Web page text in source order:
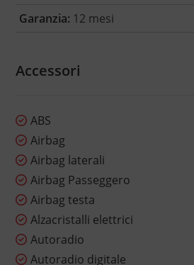
Garanzia: 12 mesi
Accessori
ABS
Airbag
Airbag laterali
Airbag Passeggero
Airbag testa
Alzacristalli elettrici
Autoradio
Autoradio digitale